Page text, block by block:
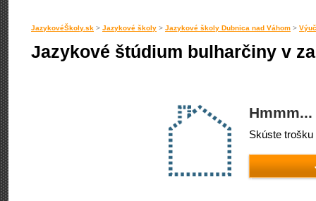
JazykovéŠkoly.sk > Jazykové školy > Jazykové školy Dubnica nad Váhom >
Jazykové štúdium bulharčiny v
Skúste